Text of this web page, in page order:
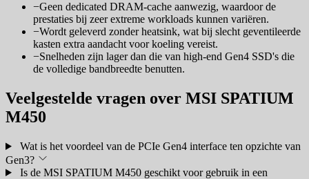
−Geen dedicated DRAM-cache aanwezig, waardoor de
prestaties bij zeer extreme workloads kunnen variëren.
−Wordt geleverd zonder heatsink, wat bij slecht geventileerde
kasten extra aandacht voor koeling vereist.
−Snelheden zijn lager dan die van high-end Gen4 SSD's die
de volledige bandbreedte benutten.
Veelgestelde vragen over MSI SPATIUM
M450
Wat is het voordeel van de PCIe Gen4 interface ten opzichte van
Gen3?
Is de MSI SPATIUM M450 geschikt voor gebruik in een